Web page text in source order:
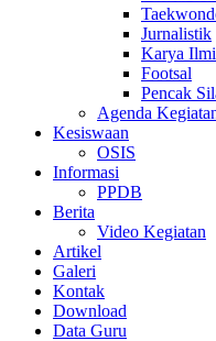
Jurnalistik
Karya
Footsal
Pencak
Agenda
Kesiswaan
OSIS
Informasi
PPDB
Berita
Video Kegiatan
Artikel
Galeri
Kontak
Download
Data Guru